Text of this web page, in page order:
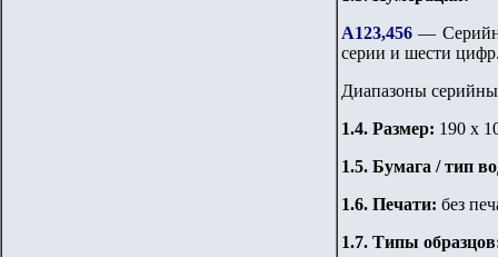
А123,456—
серии и шести
Диапазоны
1.4. Размер: 190 x
1.5. Бумага / тип
1.6. Печати: без
1.7. Типы